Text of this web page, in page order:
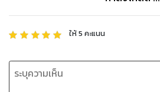
ให้5 คะแนน